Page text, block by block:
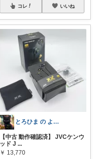
コレ いいね
とろひま の よろず屋～お得な商品たち～
【中古 動作確認済】 JVCケンウ
ッド J ...
￥ 13,770